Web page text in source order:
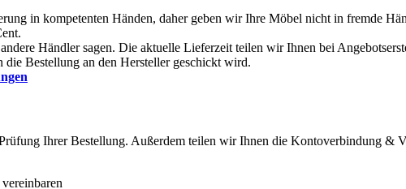
in kompetenten Händen, daher geben wir Ihre Möbel nicht in fremde
Händler sagen. Die aktuelle Lieferzeit teilen wir Ihnen bei
Bestellung an den Hersteller geschickt wird.
Ihrer Bestellung. Außerdem teilen wir Ihnen die Kontoverbindung &
vereinbaren